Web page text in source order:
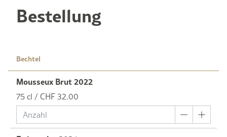
Bestellung
Bechtel
Mousseux Brut 2022
75 cl / CHF 32.00